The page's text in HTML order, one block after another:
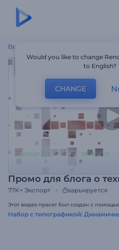
Главная
Промо для блога о
77K+ Экспорт варьируется
Этот видео пресет был создан с
Набор с типографикой:
Would you like to change
to English?
CHANGE